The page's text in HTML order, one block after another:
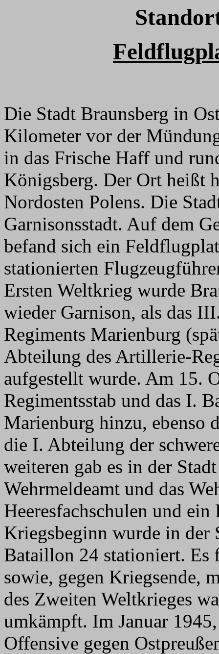
Die Stadt Braunsberg in
Kilometer vor der Mündung
in das Frische Haff und
Königsberg. Der Ort heißt
Nordosten Polens. Die
Garnisonsstadt. Auf dem
befand sich ein
stationierten
Ersten Weltkrieg wurde
wieder Garnison, als das
Regiments Marienburg
Abteilung des Artillerie-
aufgestellt wurde. Am 15.
Regimentsstab und das I.
Marienburg hinzu, ebenso
die I. Abteilung der
weiteren gab es in der
Wehrmeldeamt und das
Heeresfachschulen und
Kriegsbeginn wurde in der
Bataillon 24 stationiert. Es
sowie, gegen Kriegsende,
des Zweiten Weltkrieges
umkämpft. Im Januar
Offensive gegen